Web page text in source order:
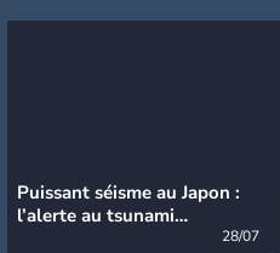
Puissant séisme au Japon :
l’alerte au tsunami
28/07